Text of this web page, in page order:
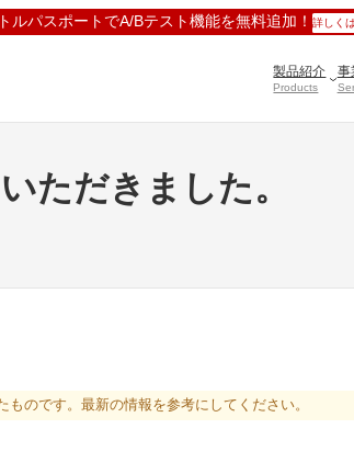
ルパスポートでA/Bテスト機能を無料追加！ 詳しく
製品紹介
Products
事
ただきました。
のです。最新の情報を参考にしてください。